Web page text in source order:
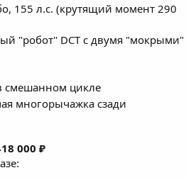
155 л.с. (крутящий момент 290
"робот" DCT с двумя "мокрыми"
смешанном цикле
многорычажка сзади
000 ₽